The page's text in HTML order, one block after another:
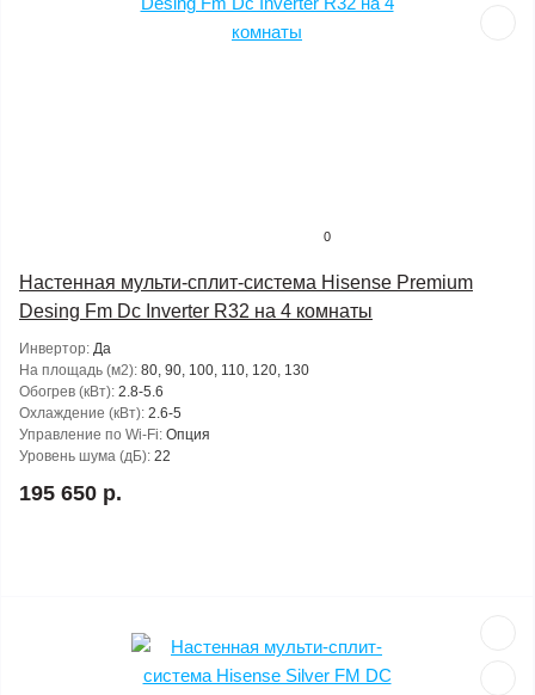
0
Настенная мульти-сплит-система Hisense Premium
Desing Fm Dc Inverter R32 на 4 комнаты
Инвертор: Да
На площадь (м2): 80, 90, 100, 110, 120, 130
Обогрев (кВт): 2.8-5.6
Охлаждение (кВт): 2.6-5
Управление по Wi-Fi: Опция
Уровень шума (дБ): 22
195 650 р.